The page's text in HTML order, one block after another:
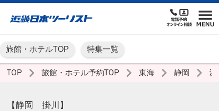
旅館・ホテルTOP 特集一覧
TOP 旅館・ホテル予約TOP 東海 静岡 浜
【静岡 掛川】